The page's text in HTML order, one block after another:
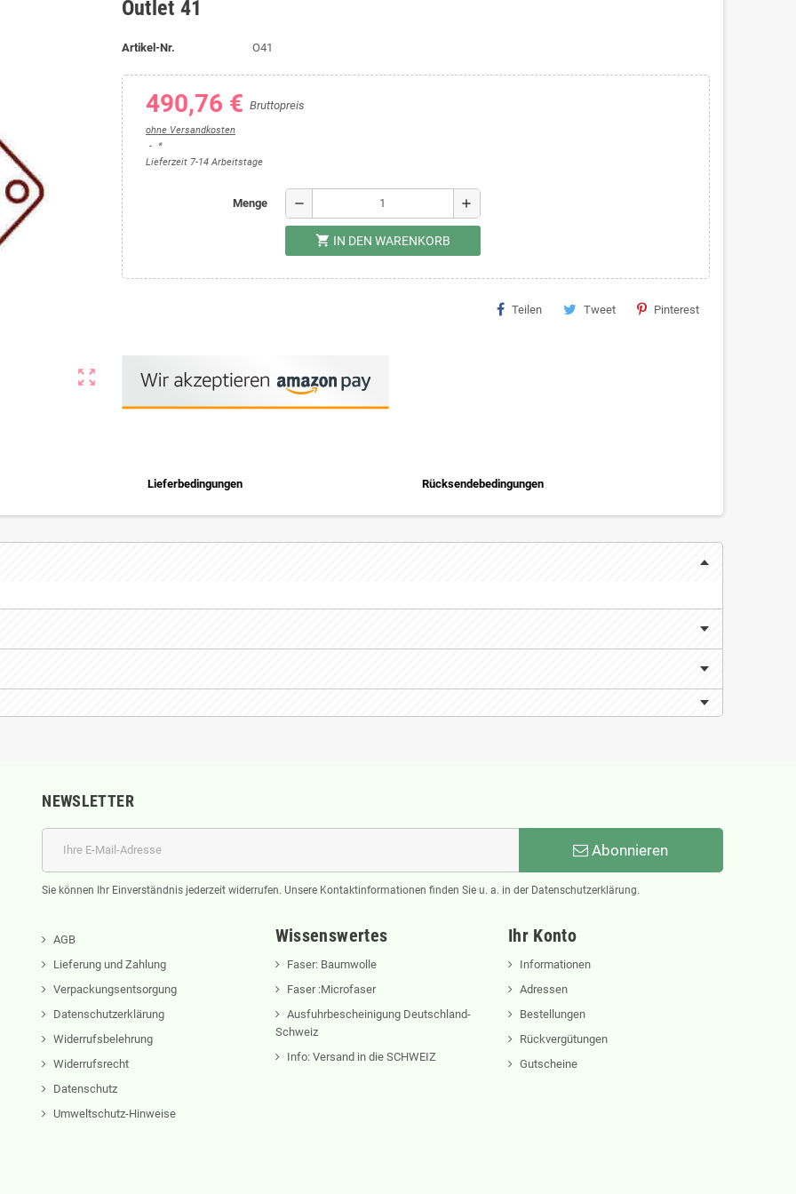
zoom_out_map
Outlet 41
Artikel-Nr. O41
490,76 € Bruttopreis
ohne Versandkosten
*
Lieferzeit 7-14 Arbeitstage
Menge remove add
shopping_cart IN DEN WARENKORB
Teilen Tweet Pinterest
Lieferbedingungen Rücksendebedingungen
NEWSLETTER
Abonnieren
Sie können Ihr Einverständnis jederzeit widerrufen. Unsere Kontaktinformationen finden Sie u. a. in der Datenschutzerklärung.
AGB
Lieferung und Zahlung
Verpackungsentsorgung
Datenschutzerklärung
Widerrufsbelehrung
Widerrufsrecht
Datenschutz
Umweltschutz-Hinweise
Wissenswertes
Faser: Baumwolle
Faser :Microfaser
Ausfuhrbescheinigung Deutschland-
Schweiz
Info: Versand in die SCHWEIZ
Ihr Konto
Informationen
Adressen
Bestellungen
Rückvergütungen
Gutscheine